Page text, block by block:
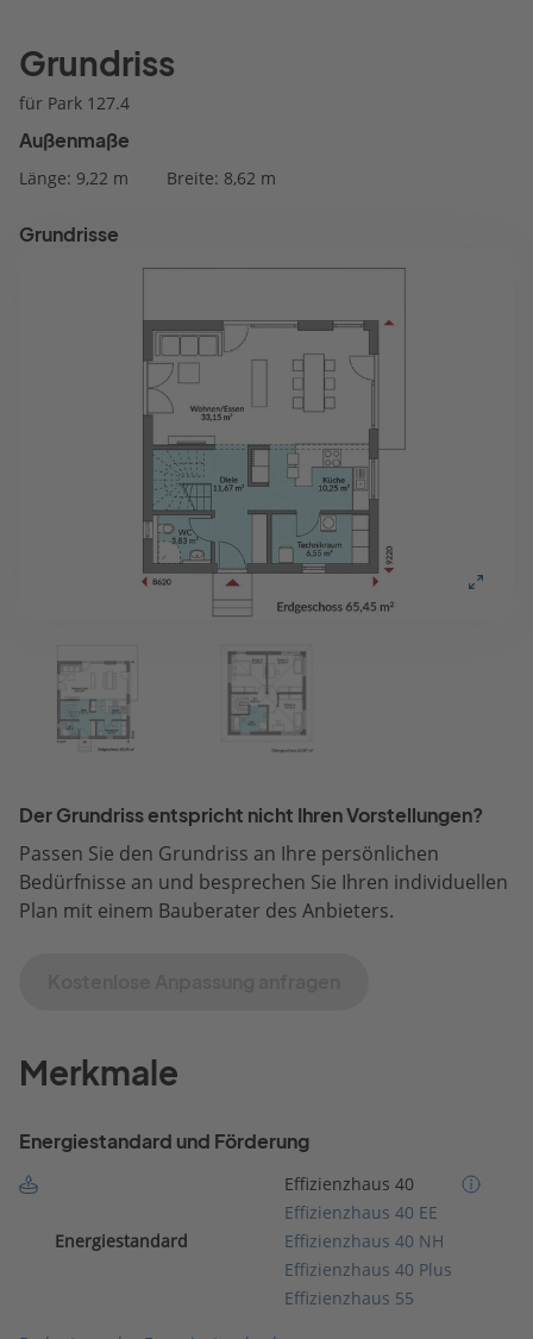
Grundriss
für Park 127.4
Außenmaße
Länge: 9,22 m Breite: 8,62 m
Grundrisse
Der Grundriss entspricht nicht Ihren Vorstellungen?
Passen Sie den Grundriss an Ihre persönlichen
Bedürfnisse an und besprechen Sie Ihren individuellen
Plan mit einem Bauberater des Anbieters.
Merkmale
Energiestandard und Förderung
Energiestandard
Effizienzhaus 40
Effizienzhaus 40 EE
Effizienzhaus 40 NH
Effizienzhaus 40 Plus
Effizienzhaus 55